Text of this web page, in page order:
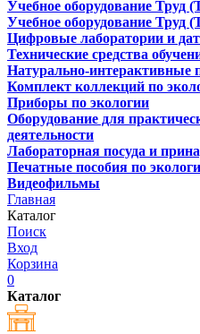
Учебное оборудование Труд
Учебное оборудование Труд
Цифровые лаборатории и
Технические средства
Натурально-интерактивные
Комплект коллекций по
Приборы по экологии
Оборудование для
деятельности
Лабораторная посуда и
Печатные пособия по
Видеофильмы
Главная
Каталог
Поиск
Вход
Корзина
0
Каталог